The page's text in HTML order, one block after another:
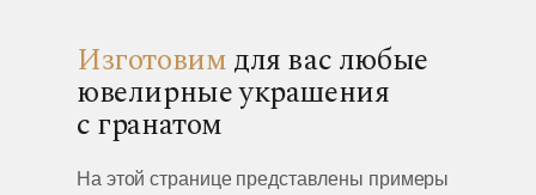
Изготовимдля вас любые
ювелирные украшения
с гранатом
На этой странице представлены примеры